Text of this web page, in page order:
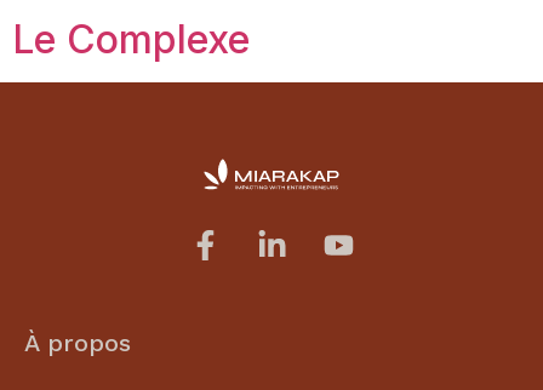
Le Complexe
À propos